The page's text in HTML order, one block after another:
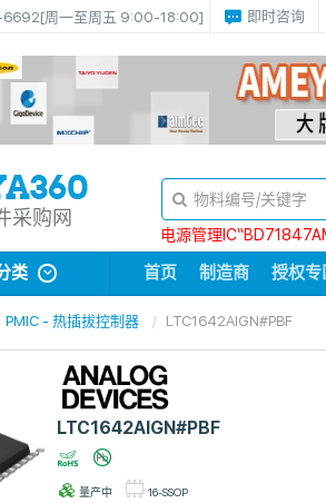
6692[周一至周五 9:00-18:00] 即时咨询
采购网
电源管理
类 首页 制造商 授权专
PMIC - 热插拔控制器 LTC1642AIGN#PBF
LTC1642AIGN#PBF
量产中 16-SSOP